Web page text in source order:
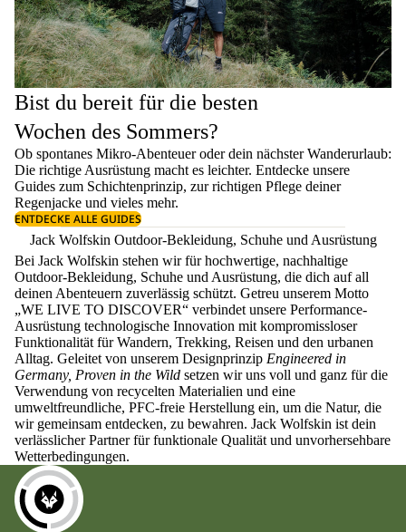
Bist du bereit für die besten
Wochen des Sommers?
Ob spontanes Mikro-Abenteuer oder dein nächster Wanderurlaub:
Die richtige Ausrüstung macht es leichter. Entdecke unsere
Guides zum Schichtenprinzip, zur richtigen Pflege deiner
Regenjacke und vieles mehr.
ENTDECKE ALLE GUIDES
Jack Wolfskin Outdoor-Bekleidung, Schuhe und Ausrüstung
Bei Jack Wolfskin stehen wir für hochwertige, nachhaltige
Outdoor-Bekleidung, Schuhe und Ausrüstung, die dich auf all
deinen Abenteuern zuverlässig schützt. Getreu unserem Motto
„WE LIVE TO DISCOVER“ verbindet unsere Performance-
Ausrüstung technologische Innovation mit kompromissloser
Funktionalität für Wandern, Trekking, Reisen und den urbanen
Alltag. Geleitet von unserem Designprinzip Engineered in
Germany, Proven in the Wild setzen wir uns voll und ganz für die
Verwendung von recycelten Materialien und eine
umweltfreundliche, PFC-freie Herstellung ein, um die Natur, die
wir gemeinsam entdecken, zu bewahren. Jack Wolfskin ist dein
verlässlicher Partner für funktionale Qualität und unvorhersehbare
Wetterbedingungen.